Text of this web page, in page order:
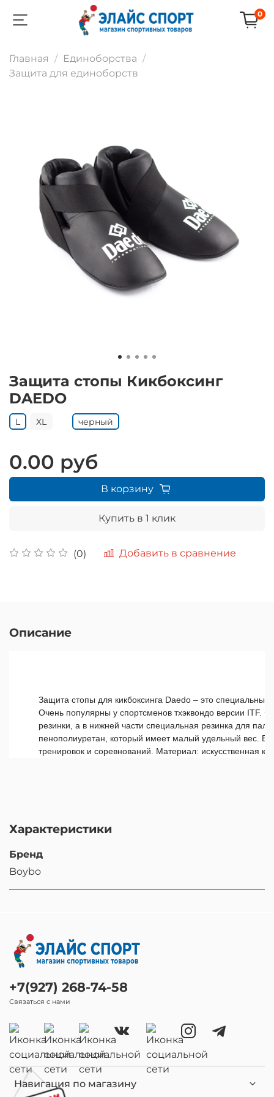
0
Главная
Единоборства
Защита для единоборств
Защита стопы Кикбоксинг
DAEDO
(0) Добавить в сравнение
L ХL черный
0.00 руб
В корзину
Купить в 1 клик
Описание
Защита стопы для кикбоксинга Daedo – это
Очень популярны у спортсменов тхэквондо версии ITF.
резинки, а в нижней части специальная резинка для
пенополиуретан, который имеет малый удельный вес.
тренировок и соревнований. Материал: искусственная
Характеристики
Бренд
Boybo
Навигация по магазину
+7(927) 268-74-58
Связаться с нами